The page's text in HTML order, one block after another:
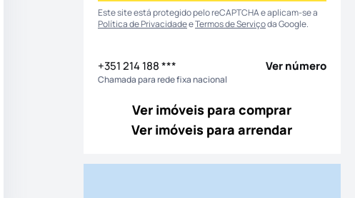
as fotografias
Este site está protegido pelo reCAPTCHA e aplicam-se a
Política de PrivacidadeeTermos de Serviçoda Google.
+351 214 188 *** Ver número
Chamada para rede fixa nacional
Ver imóveis para comprar
Ver imóveis para arrendar